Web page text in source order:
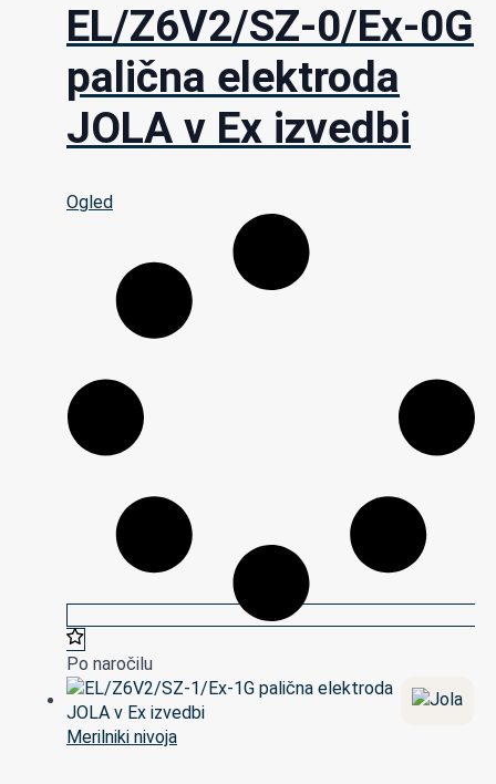
EL/Z6V2/SZ-0/Ex-0G
palična elektroda
JOLA v Ex izvedbi
Ogled
Po naročilu
Merilniki nivoja